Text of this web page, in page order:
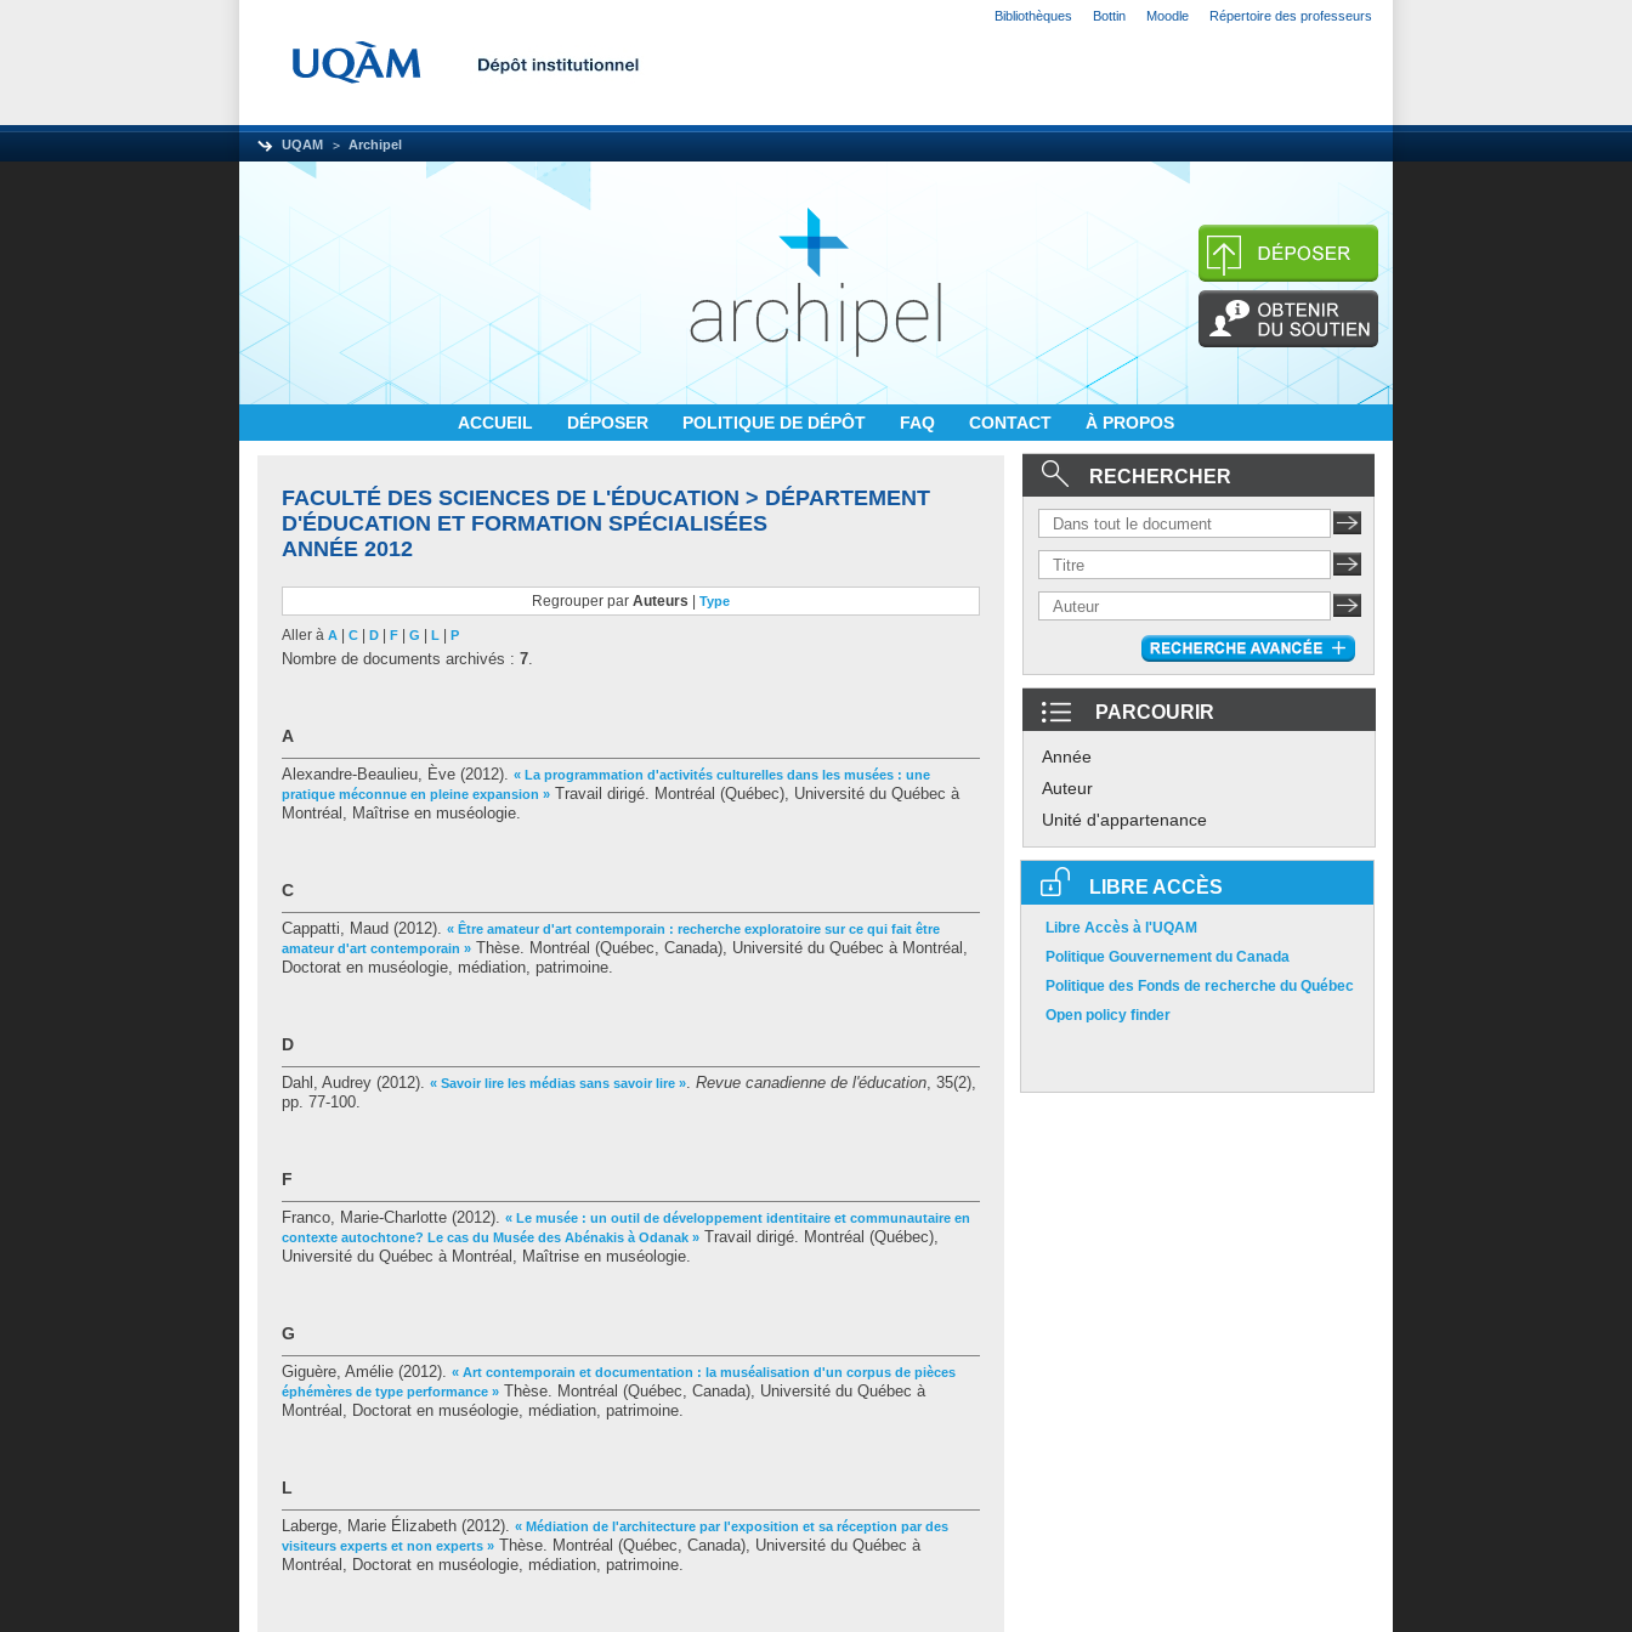
Bibliothèques Bottin Moodle Répertoire des professeurs
UQAM Archipel
ACCUEIL DÉPOSER POLITIQUE DE DÉPÔT FAQ CONTACT À PROPOS
FACULTÉ DES SCIENCES DE L'ÉDUCATION > DÉPARTEMENT
D'ÉDUCATION ET FORMATION SPÉCIALISÉES
ANNÉE 2012
Regrouper par Auteurs Type
Aller à A C D F G L P
Nombre de documents archivés : 7.
A
Alexandre-Beaulieu, Ève (2012). « La programmation d'activités culturelles dans les musées : une
pratique méconnue en pleine expansion » Travail dirigé. Montréal (Québec), Université du Québec à
Montréal, Maîtrise en muséologie.
C
Cappatti, Maud (2012). « Être amateur d'art contemporain : recherche exploratoire sur ce qui fait être
amateur d'art contemporain » Thèse. Montréal (Québec, Canada), Université du Québec à Montréal,
Doctorat en muséologie, médiation, patrimoine.
D
Dahl, Audrey (2012). « Savoir lire les médias sans savoir lire ». Revue canadienne de l'éducation, 35(2),
pp. 77-100.
F
Franco, Marie-Charlotte (2012). « Le musée : un outil de développement identitaire et communautaire en
contexte autochtone? Le cas du Musée des Abénakis à Odanak » Travail dirigé. Montréal (Québec),
Université du Québec à Montréal, Maîtrise en muséologie.
G
Giguère, Amélie (2012). « Art contemporain et documentation : la muséalisation d'un corpus de pièces
éphémères de type performance » Thèse. Montréal (Québec, Canada), Université du Québec à
Montréal, Doctorat en muséologie, médiation, patrimoine.
L
Laberge, Marie Élizabeth (2012). « Médiation de l'architecture par l'exposition et sa réception par des
visiteurs experts et non experts » Thèse. Montréal (Québec, Canada), Université du Québec à
Montréal, Doctorat en muséologie, médiation, patrimoine.
RECHERCHER
PARCOURIR
Année
Auteur
Unité d'appartenance
LIBRE ACCÈS
Libre Accès à l'UQAM
Politique Gouvernement du Canada
Politique des Fonds de recherche du Québec
Open policy finder